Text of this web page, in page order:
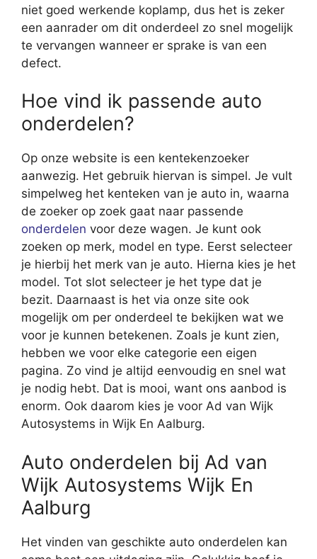
niet goed werkende koplamp, dus het is zeker
een aanrader om dit onderdeel zo snel mogelijk
te vervangen wanneer er sprake is van een
defect.
Hoe vind ik passende auto
onderdelen?
Op onze website is een kentekenzoeker
aanwezig. Het gebruik hiervan is simpel. Je vult
simpelweg het kenteken van je auto in, waarna
de zoeker op zoek gaat naar passende
onderdelen voor deze wagen. Je kunt ook
zoeken op merk, model en type. Eerst selecteer
je hierbij het merk van je auto. Hierna kies je het
model. Tot slot selecteer je het type dat je
bezit. Daarnaast is het via onze site ook
mogelijk om per onderdeel te bekijken wat we
voor je kunnen betekenen. Zoals je kunt zien,
hebben we voor elke categorie een eigen
pagina. Zo vind je altijd eenvoudig en snel wat
je nodig hebt. Dat is mooi, want ons aanbod is
enorm. Ook daarom kies je voor Ad van Wijk
Autosystems in Wijk En Aalburg.
Auto onderdelen bij Ad van
Wijk Autosystems Wijk En
Aalburg
Het vinden van geschikte auto onderdelen kan